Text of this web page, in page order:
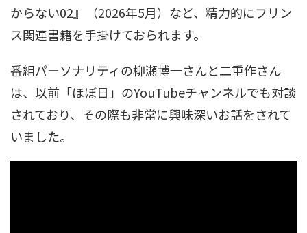
からない02』（2026年5月）など、精力的にプリン
ス関連書籍を手掛けておられます。
番組パーソナリティの柳瀬博一さんと二重作さん
は、以前「ほぼ日」のYouTubeチャンネルでも対談
されており、その際も非常に興味深いお話をされて
いました。